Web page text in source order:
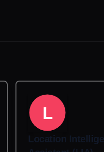
L
Location